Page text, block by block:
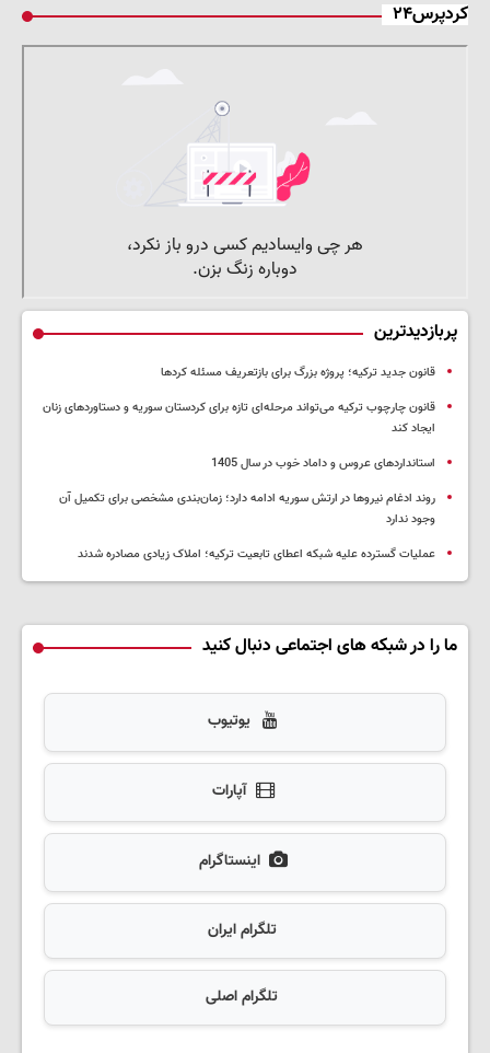
کردپرس۲۴
پربازدیدترین
قانون جدید ترکیه؛ پروژه بزرگ‌ برای بازتعریف مسئله کردها
قانون چارچوب ترکیه می‌تواند مرحله‌ای تازه برای کردستان سوریه و دستاوردهای زنان
ایجاد کند
استانداردهای عروس و داماد خوب در سال 1405
روند ادغام نیروها در ارتش سوریه ادامه دارد؛ زمان‌بندی مشخصی برای تکمیل آن
وجود ندارد
عملیات گسترده علیه شبکه اعطای تابعیت ترکیه؛ املاک زیادی مصادره شدند
ما را در شبکه های اجتماعی دنبال کنید
یوتیوب
آپارات
اینستاگرام
تلگرام ایران
تلگرام اصلی